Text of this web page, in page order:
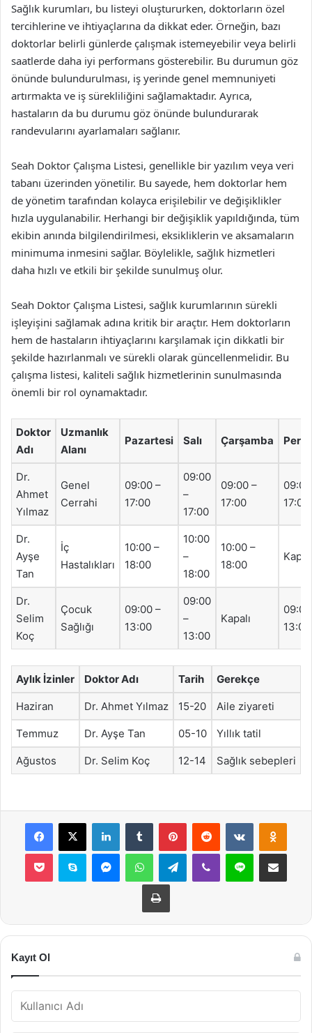
Sağlık kurumları, bu listeyi oluştururken, doktorların özel
tercihlerine ve ihtiyaçlarına da dikkat eder. Örneğin, bazı
doktorlar belirli günlerde çalışmak istemeyebilir veya belirli
saatlerde daha iyi performans gösterebilir. Bu durumun göz
önünde bulundurulması, iş yerinde genel memnuniyeti
artırmakta ve iş sürekliliğini sağlamaktadır. Ayrıca,
hastaların da bu durumu göz önünde bulundurarak
randevularını ayarlamaları sağlanır.
Seah Doktor Çalışma Listesi, genellikle bir yazılım veya veri
tabanı üzerinden yönetilir. Bu sayede, hem doktorlar hem
de yönetim tarafından kolayca erişilebilir ve değişiklikler
hızla uygulanabilir. Herhangi bir değişiklik yapıldığında, tüm
ekibin anında bilgilendirilmesi, eksikliklerin ve aksamaların
minimuma inmesini sağlar. Böylelikle, sağlık hizmetleri
daha hızlı ve etkili bir şekilde sunulmuş olur.
Seah Doktor Çalışma Listesi, sağlık kurumlarının sürekli
işleyişini sağlamak adına kritik bir araçtır. Hem doktorların
hem de hastaların ihtiyaçlarını karşılamak için dikkatli bir
şekilde hazırlanmalı ve sürekli olarak güncellenmelidir. Bu
çalışma listesi, kaliteli sağlık hizmetlerinin sunulmasında
önemli bir rol oynamaktadır.
Doktor
Adı
Uzmanlık
Alanı
Pazartesi Salı Çarşamba
Dr.
Ahmet
Yılmaz
Genel
Cerrahi
09:00 –
17:00
09:00
–
17:00
09:00 –
17:00
17:00
Dr.
Ayşe
Tan
İç
Hastalıkları
10:00 –
18:00
10:00
–
18:00
10:00 –
18:00
Dr.
Selim
Koç
Çocuk
Sağlığı
09:00 –
13:00
09:00
–
13:00
Kapalı
13:00
Aylık İzinler Doktor Adı Tarih Gerekçe
Haziran Dr. Ahmet Yılmaz 15-20 Aile ziyareti
Temmuz Dr. Ayşe Tan 05-10 Yıllık tatil
Ağustos Dr. Selim Koç 12-14 Sağlık sebepleri
Facebook
X LinkedInTumblr PinterestReddit VKontakte
Pocket Skype MessengerWhatsAppTelegramViber Line E-Posta ile
Yazdır
Kayıt Ol